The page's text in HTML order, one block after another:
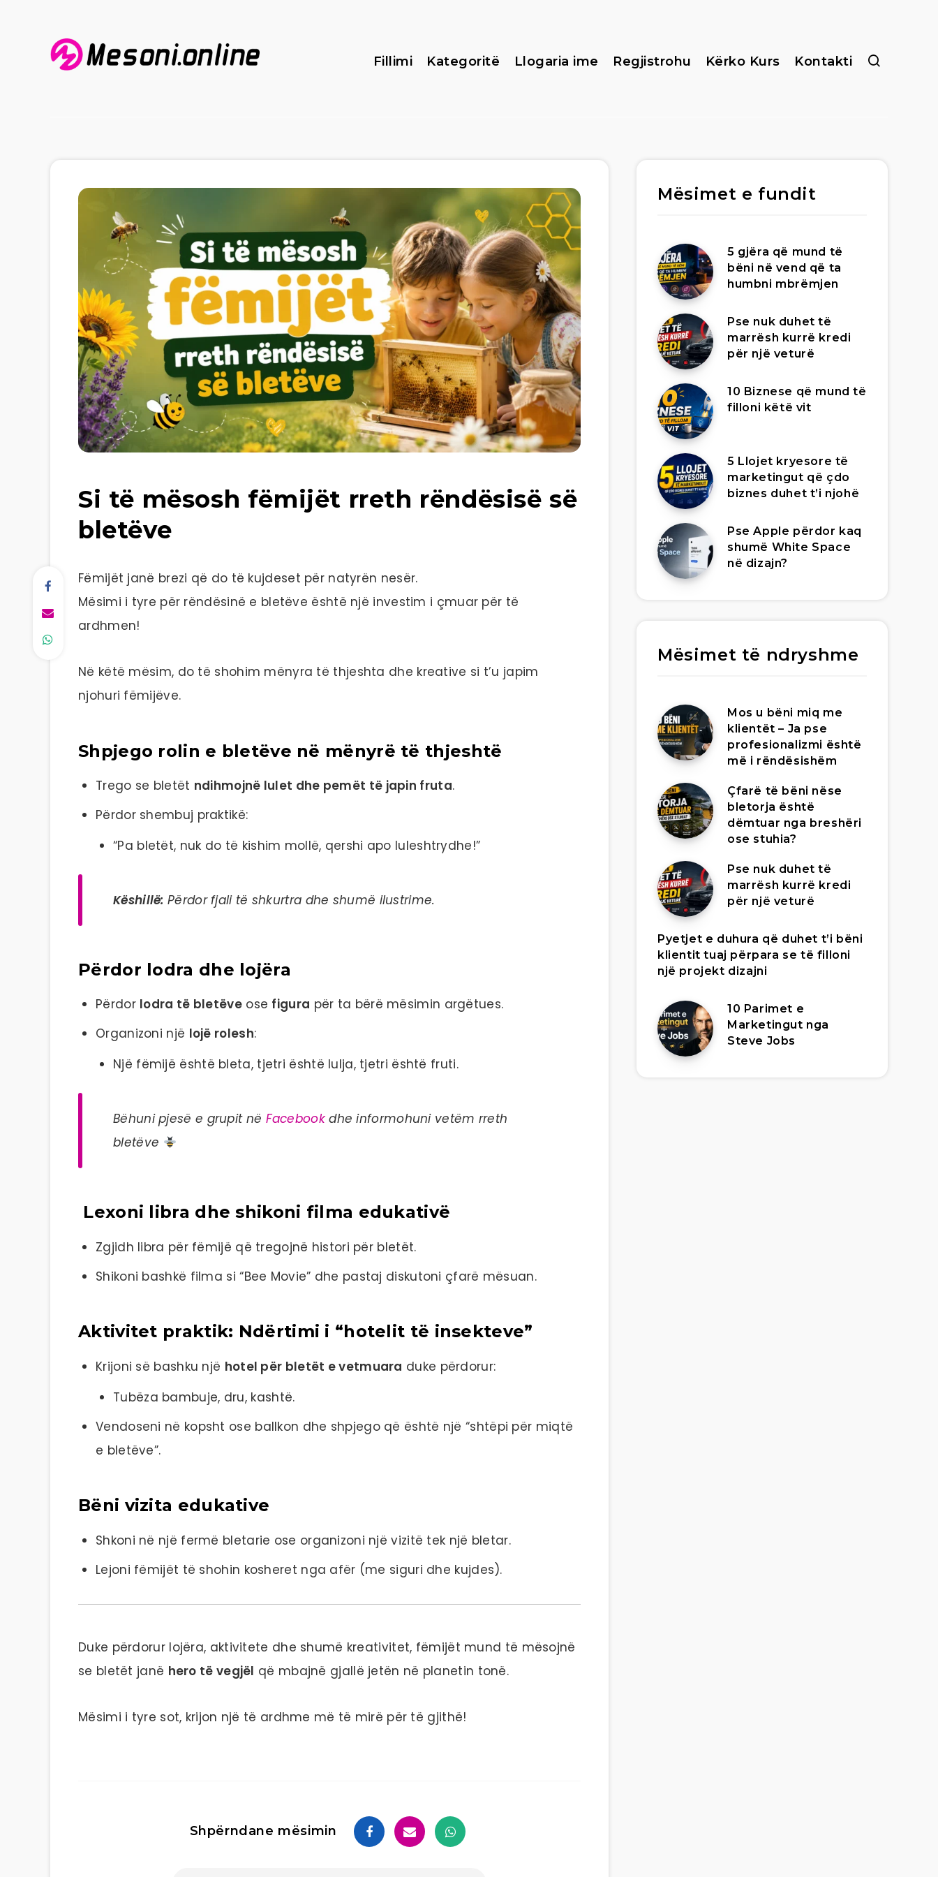
Fillimi Kategoritë Llogaria ime Regjistrohu Kërko Kurs Kontakti
Si të mësosh fëmijët rreth rëndësisë së
bletëve
Fëmijët janë brezi që do të kujdeset për natyrën nesër.
Mësimi i tyre për rëndësinë e bletëve është një investim i çmuar për të
ardhmen!
Në këtë mësim, do të shohim mënyra të thjeshta dhe kreative si t’u japim
njohuri fëmijëve.
Shpjego rolin e bletëve në mënyrë të thjeshtë
Trego se bletët ndihmojnë lulet dhe pemët të japin fruta.
Përdor shembuj praktikë:
“Pa bletët, nuk do të kishim mollë, qershi apo luleshtrydhe!”
Këshillë: Përdor fjali të shkurtra dhe shumë ilustrime.
Përdor lodra dhe lojëra
Përdor lodra të bletëveose figura për ta bërë mësimin argëtues.
Organizoni një lojë rolesh:
Një fëmijë është bleta, tjetri është lulja, tjetri është fruti.
Bëhuni pjesë e grupit në Facebookdhe informohuni vetëm rreth
bletëve
Lexoni libra dhe shikoni filma edukativë
Zgjidh libra për fëmijë që tregojnë histori për bletët.
Shikoni bashkë filma si “Bee Movie” dhe pastaj diskutoni çfarë mësuan.
Aktivitet praktik: Ndërtimi i “hotelit të insekteve”
Krijoni së bashku një hotel për bletët e vetmuara duke përdorur:
Tubëza bambuje, dru, kashtë.
Vendoseni në kopsht ose ballkon dhe shpjego që është një “shtëpi për miqtë
e bletëve”.
Bëni vizita edukative
Shkoni në një fermë bletarie ose organizoni një vizitë tek një bletar.
Lejoni fëmijët të shohin kosheret nga afër (me siguri dhe kujdes).
Duke përdorur lojëra, aktivitete dhe shumë kreativitet, fëmijët mund të mësojnë
se bletët janë hero të vegjël që mbajnë gjallë jetën në planetin tonë.
Mësimi i tyre sot, krijon një të ardhme më të mirë për të gjithë!
Shpërndane mësimin
Mësimet e fundit
5 gjëra që mund të
bëni në vend që ta
humbni mbrëmjen
Pse nuk duhet të
marrësh kurrë kredi
për një veturë
10 Biznese që mund të
filloni këtë vit
5 Llojet kryesore të
marketingut që çdo
biznes duhet t’i njohë
Pse Apple përdor kaq
shumë White Space
në dizajn?
Mësimet të ndryshme
Mos u bëni miq me
klientët – Ja pse
profesionalizmi është
më i rëndësishëm
Çfarë të bëni nëse
bletorja është
dëmtuar nga breshëri
ose stuhia?
Pse nuk duhet të
marrësh kurrë kredi
për një veturë
Pyetjet e duhura që duhet t’i bëni
klientit tuaj përpara se të filloni
një projekt dizajni
10 Parimet e
Marketingut nga
Steve Jobs